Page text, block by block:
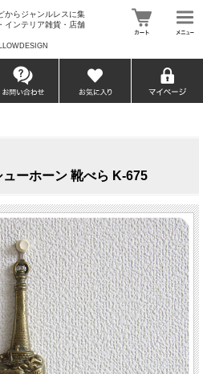
からジャンルレスに集
インテリア雑貨・店舗
ーホーン 靴べら K-675